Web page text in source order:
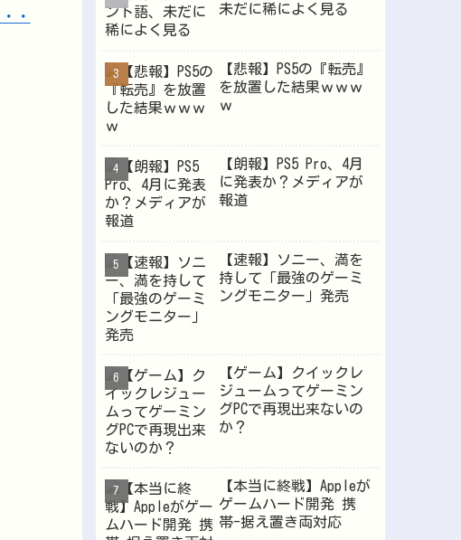
Powered by livedoor 相互RSS
未だに稀によく見る
【悲報】PS5の『転売』
を放置した結果ｗｗｗ
ｗ
【朗報】PS5 Pro、4月
に発表か？メディアが
報道
【速報】ソニー、満を
持して「最強のゲーミ
ングモニター」発売
【ゲーム】クイックレ
ジュームってゲーミン
グPCで再現出来ないの
か？
【本当に終戦】Appleが
ゲームハード開発 携
帯-据え置き両対応